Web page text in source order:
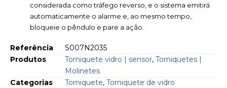
considerada como tráfego reverso, e o sistema emitirá
automaticamente o alarme e, ao mesmo tempo,
bloqueie o pêndulo e pare a ação.
Referência
S007N2035
Produtos
Torniquete vidro | sensor, Torniquetes |
Molinetes
Categorias
Torniquete, Torniquete de vidro